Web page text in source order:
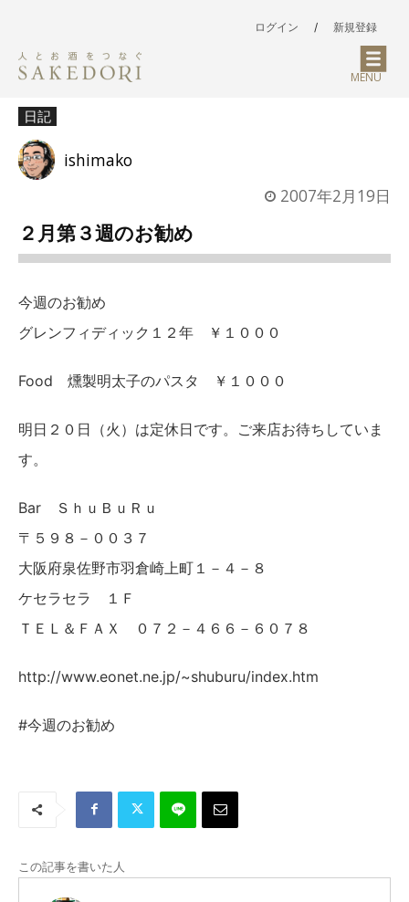
ログイン / 新規登録
MENU
日記
ishimako
2007年2月19日
２月第３週のお勧め
今週のお勧め
グレンフィディック１２年 ￥１０００
Food 燻製明太子のパスタ ￥１０００
明日２０日（火）は定休日です。ご来店お待ちしていま
す。
Bar ＳｈｕＢｕＲｕ
〒５９８－００３７
大阪府泉佐野市羽倉崎上町１－４－８
ケセラセラ １Ｆ
ＴＥＬ＆ＦＡＸ ０７２－４６６－６０７８
http://www.eonet.ne.jp/~shuburu/index.htm
#今週のお勧め
この記事を書いた人